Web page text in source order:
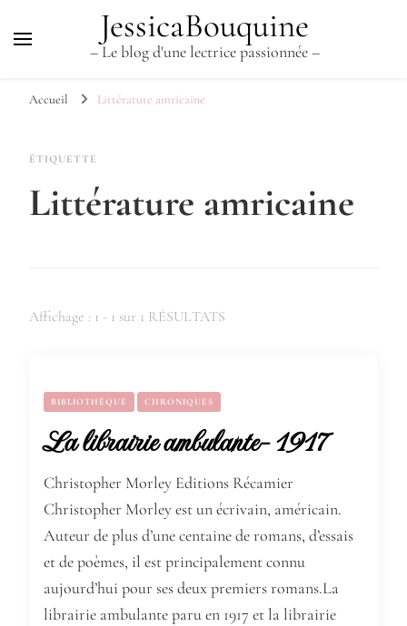
JessicaBouquine
– Le blog d'une lectrice passionnée –
Accueil Littérature amricaine
ÉTIQUETTE
Littérature amricaine
Affichage : 1 - 1 sur 1 RÉSULTATS
BIBLIOTHÈQUE CHRONIQUES
La librairie ambulante- 1917
Christopher Morley Editions Récamier
Christopher Morley est un écrivain, américain.
Auteur de plus d’une centaine de romans, d’essais
et de poèmes, il est principalement connu
aujourd’hui pour ses deux premiers romans.La
librairie ambulante paru en 1917 et la librairie